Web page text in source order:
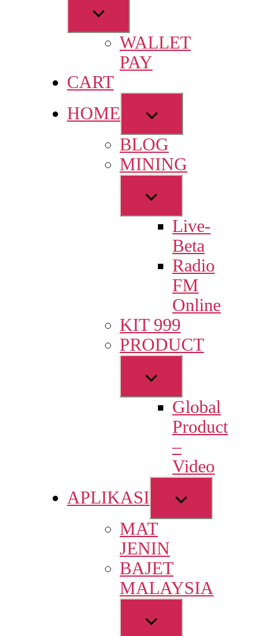
Show
sub
menuWALLET
PAY
CART
HOME
Show
sub
menu
BLOG
MINING
Show
sub
menuLive-
Beta
Radio
FM
Online
KIT 999
PRODUCT
Show
sub
menuGlobal
Product
–
Video
APLIKASI
Show
sub
MAT
JENIN
BAJET
MALAYSIA
Show